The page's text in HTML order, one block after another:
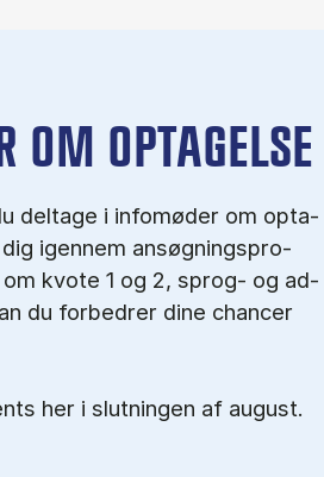
OM OP­TA­GEL­SE
del­tage i in­fo­mø­der om op­ta­
igen­nem an­søg­nings­pro­
kvo­te 1 og 2, sprog- og ad­
du forbedrer dine chancer
her i slutningen af august.